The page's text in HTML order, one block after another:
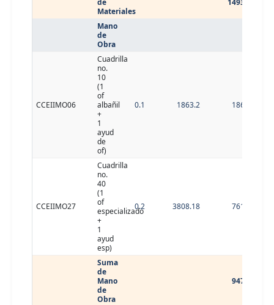
de
Materiales
1493.64
Mano
de
Obra
CCEIIMO06
Cuadrilla
no.
10
(1
of
albañil
+
1
ayud
de
of)
0.1 1863.2 186.32
CCEIIMO27
Cuadrilla
no.
40
(1
of
especializado
+
1
ayud
esp)
0.2 3808.18 761.64
Suma
de
Mano
de
Obra
947.96